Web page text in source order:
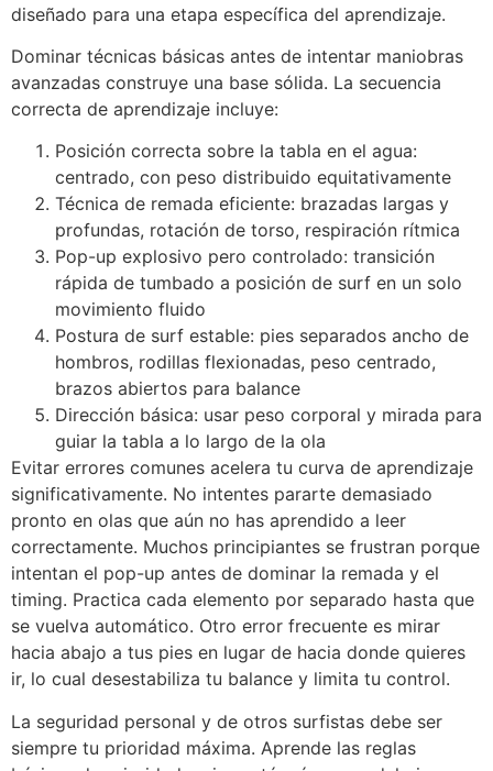
diseñado para una etapa específica del aprendizaje.
Dominar técnicas básicas antes de intentar maniobras
avanzadas construye una base sólida. La secuencia
correcta de aprendizaje incluye:
Posición correcta sobre la tabla en el agua:
centrado, con peso distribuido equitativamente
Técnica de remada eficiente: brazadas largas y
profundas, rotación de torso, respiración rítmica
Pop-up explosivo pero controlado: transición
rápida de tumbado a posición de surf en un solo
movimiento fluido
Postura de surf estable: pies separados ancho de
hombros, rodillas flexionadas, peso centrado,
brazos abiertos para balance
Dirección básica: usar peso corporal y mirada para
guiar la tabla a lo largo de la ola
Evitar errores comunes acelera tu curva de aprendizaje
significativamente. No intentes pararte demasiado
pronto en olas que aún no has aprendido a leer
correctamente. Muchos principiantes se frustran porque
intentan el pop-up antes de dominar la remada y el
timing. Practica cada elemento por separado hasta que
se vuelva automático. Otro error frecuente es mirar
hacia abajo a tus pies en lugar de hacia donde quieres
ir, lo cual desestabiliza tu balance y limita tu control.
La seguridad personal y de otros surfistas debe ser
siempre tu prioridad máxima. Aprende las reglas